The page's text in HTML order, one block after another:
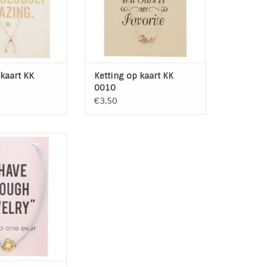
KK
verstelbare sluiting
TOEVOEGEN AAN WINKELWAGEN
Ketting op kaart KK
0010
€3,50
kettinkje met
op kaart
Jewelry -
One ever
heeft een
sluiting.
WINKELWAGEN